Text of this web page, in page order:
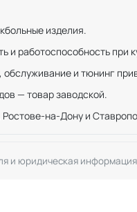
изделия.
и работоспособность при
обслуживание и тюнинг
— товар заводской.
на-Дону и
и юридическая информация